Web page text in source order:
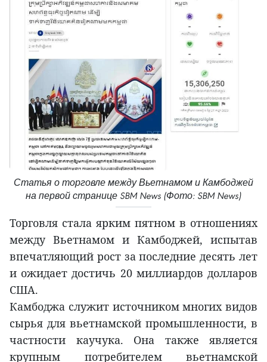
Статья о торговле между Вьетнамом и Камбоджей
на первой странице SBM News (Фото: SBM News)
Торговля стала ярким пятном в отношениях
между Вьетнамом и Камбоджей, испытав
впечатляющий рост за последние десять лет
и ожидает достичь 20 миллиардов долларов
США.
Камбоджа служит источником многих видов
сырья для вьетнамской промышленности, в
частности каучука. Она также является
крупным потребителем вьетнамской